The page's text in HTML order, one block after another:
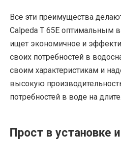
Все эти преимущества
Calpeda T 65E оптимальным
ищет экономичное и
своих потребностей в
своим характеристикам и
высокую
потребностей в воде на
Прост в установке